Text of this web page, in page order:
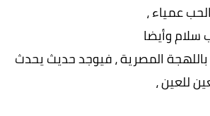
عمياء ،
سلام وأيضا
باللهجة المصرية ، فيوجد حديث يحدث
للعين ،